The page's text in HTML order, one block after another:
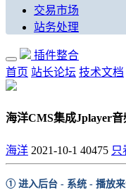
交易市场
站务处理
插件整合
首页 站长论坛 技术文档
海洋CMS集成Jplayer
海洋 2021-10-1 40475 只
① 进入后台 - 系统 - 播放